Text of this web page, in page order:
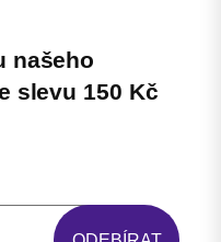
našeho
slevu 150 Kč